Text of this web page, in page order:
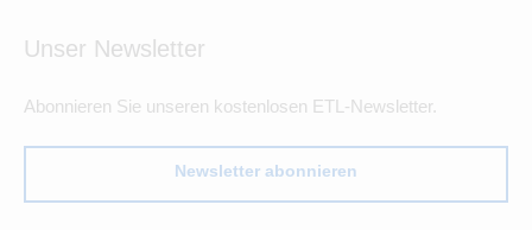
Unser Newsletter
Abonnieren Sie unseren kostenlosen ETL-Newsletter.
Newsletter abonnieren